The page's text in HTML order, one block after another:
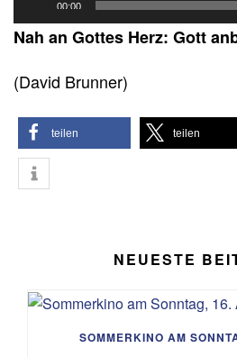
Player
00:00
Nah an Gottes Herz: Gott
(David Brunner)
teilen teilen
NEUESTE
SOMMERKINO AM